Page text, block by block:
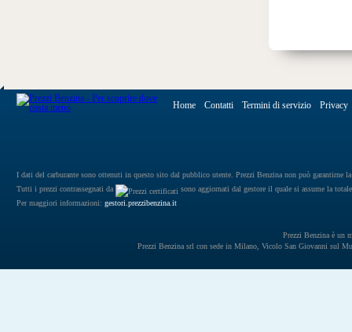
Home Contatti Termini di servizio Privacy
I dati del carburante sono ottenuti in questo sito dal pubblico utente. Prezzi Benzina non può garantirne
Tutti i prezzi contrassegnati da
sono aggiornati dal gestore il quale si assume la
Per maggiori informazioni: gestori.prezzibenzina.it
Prezzi Benzina è un
Prezzi Benzina srl con sede in Milano, Vicolo San Giovanni sul